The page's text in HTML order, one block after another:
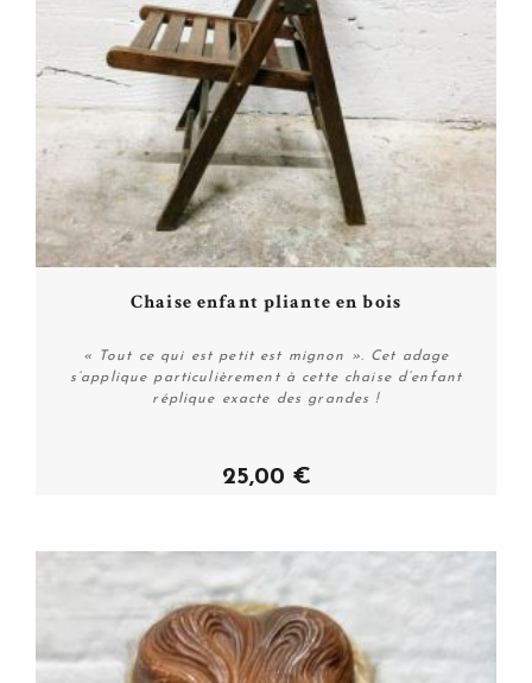
Acheter
Chaise enfant pliante en bois
« Tout ce qui est petit est mignon ». Cet adage
s’applique particulièrement à cette chaise d’enfant
réplique exacte des grandes !
25,00 €